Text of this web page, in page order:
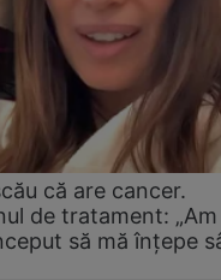
că are cancer.
de tratament:
să mă înțepe